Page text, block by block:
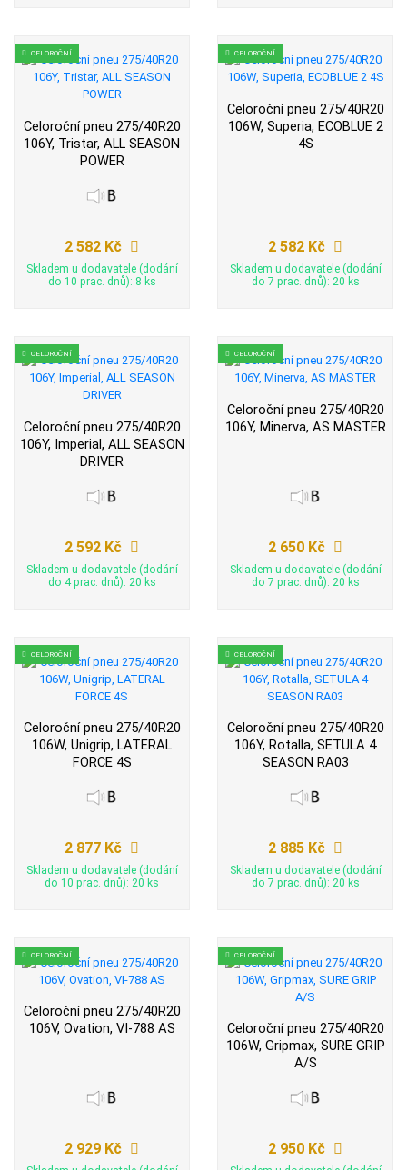
CELOROČNÍ
Celoroční pneu 275/40R20
106Y, Tristar, ALL SEASON
POWER
2 582 Kč
Skladem u dodavatele (dodání
do 10 prac. dnů): 8 ks
CELOROČNÍ
Celoroční pneu 275/40R20
106W, Superia, ECOBLUE 2
4S
2 582 Kč
Skladem u dodavatele (dodání
do 7 prac. dnů): 20 ks
CELOROČNÍ
Celoroční pneu 275/40R20
106Y, Imperial, ALL SEASON
DRIVER
2 592 Kč
Skladem u dodavatele (dodání
do 4 prac. dnů): 20 ks
CELOROČNÍ
Celoroční pneu 275/40R20
106Y, Minerva, AS MASTER
2 650 Kč
Skladem u dodavatele (dodání
do 7 prac. dnů): 20 ks
CELOROČNÍ
Celoroční pneu 275/40R20
106W, Unigrip, LATERAL
FORCE 4S
2 877 Kč
Skladem u dodavatele (dodání
do 10 prac. dnů): 20 ks
CELOROČNÍ
Celoroční pneu 275/40R20
106Y, Rotalla, SETULA 4
SEASON RA03
2 885 Kč
Skladem u dodavatele (dodání
do 7 prac. dnů): 20 ks
CELOROČNÍ
Celoroční pneu 275/40R20
106V, Ovation, VI-788 AS
2 929 Kč
CELOROČNÍ
Celoroční pneu 275/40R20
106W, Gripmax, SURE GRIP
A/S
2 950 Kč